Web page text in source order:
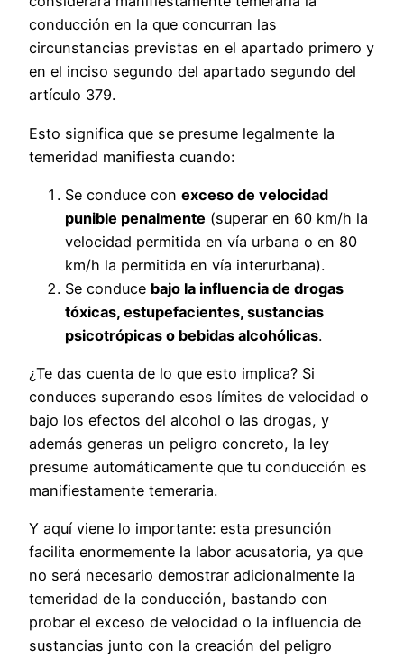
conducción en la que concurran las
circunstancias previstas en el apartado primero y
en el inciso segundo del apartado segundo del
artículo 379.
Esto significa que se presume legalmente la
temeridad manifiesta cuando:
Se conduce con exceso de velocidad
punible penalmente (superar en 60 km/h la
velocidad permitida en vía urbana o en 80
km/h la permitida en vía interurbana).
Se conduce bajo la influencia de drogas
tóxicas, estupefacientes, sustancias
psicotrópicas o bebidas alcohólicas.
¿Te das cuenta de lo que esto implica? Si
conduces superando esos límites de velocidad o
bajo los efectos del alcohol o las drogas, y
además generas un peligro concreto, la ley
presume automáticamente que tu conducción es
manifiestamente temeraria.
Y aquí viene lo importante: esta presunción
facilita enormemente la labor acusatoria, ya que
no será necesario demostrar adicionalmente la
temeridad de la conducción, bastando con
probar el exceso de velocidad o la influencia de
sustancias junto con la creación del peligro